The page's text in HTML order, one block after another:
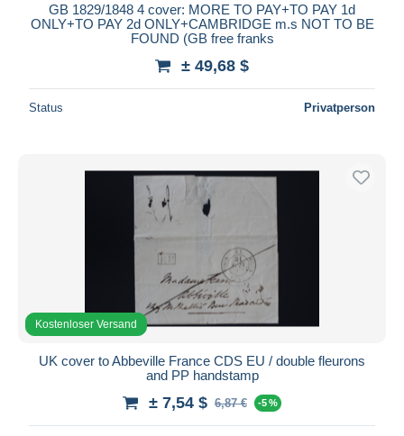
GB 1829/1848 4 cover: MORE TO PAY+TO PAY 1d
ONLY+TO PAY 2d ONLY+CAMBRIDGE m.s NOT TO BE
FOUND (GB free franks
± 49,68 $
Status Privatperson
Kostenloser Versand
UK cover to Abbeville France CDS EU / double fleurons
and PP handstamp
± 7,54 $ 6,87 € -5 %